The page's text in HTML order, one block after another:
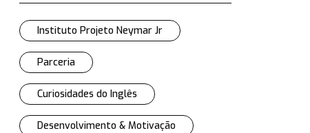
Instituto Projeto Neymar Jr
Parceria
Curiosidades do Inglês
Desenvolvimento & Motivação